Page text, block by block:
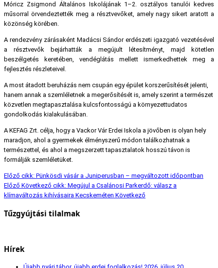
Móricz Zsigmond Általános Iskolájának 1–2. osztályos tanulói kedves
műsorral örvendeztették meg a résztvevőket, amely nagy sikert aratott a
közönség körében.
A rendezvény zárásaként Madácsi Sándor erdészeti igazgató vezetésével
a résztvevők bejárhatták a megújult létesítményt, majd kötetlen
beszélgetés keretében, vendéglátás mellett ismerkedhettek meg a
fejlesztés részleteivel.
A most átadott beruházás nem csupán egy épület korszerűsítését jelenti,
hanem annak a szemléletnek a megerősítését is, amely szerint a természet
közvetlen megtapasztalása kulcsfontosságú a környezettudatos
gondolkodás kialakulásában.
A KEFAG Zrt. célja, hogy a Vackor Vár Erdei Iskola a jövőben is olyan hely
maradjon, ahol a gyermekek élményszerű módon találkozhatnak a
természettel, és ahol a megszerzett tapasztalatok hosszú távon is
formálják szemléletüket.
Előző cikk: Pünkösdi vásár a Juniperusban – megváltozott időpontban
Előző Következő cikk: Megújul a Csalánosi Parkerdő: válasz a
klímaváltozás kihívásaira Kecskeméten Következő
Tűzgyújtási tilalmak
Hírek